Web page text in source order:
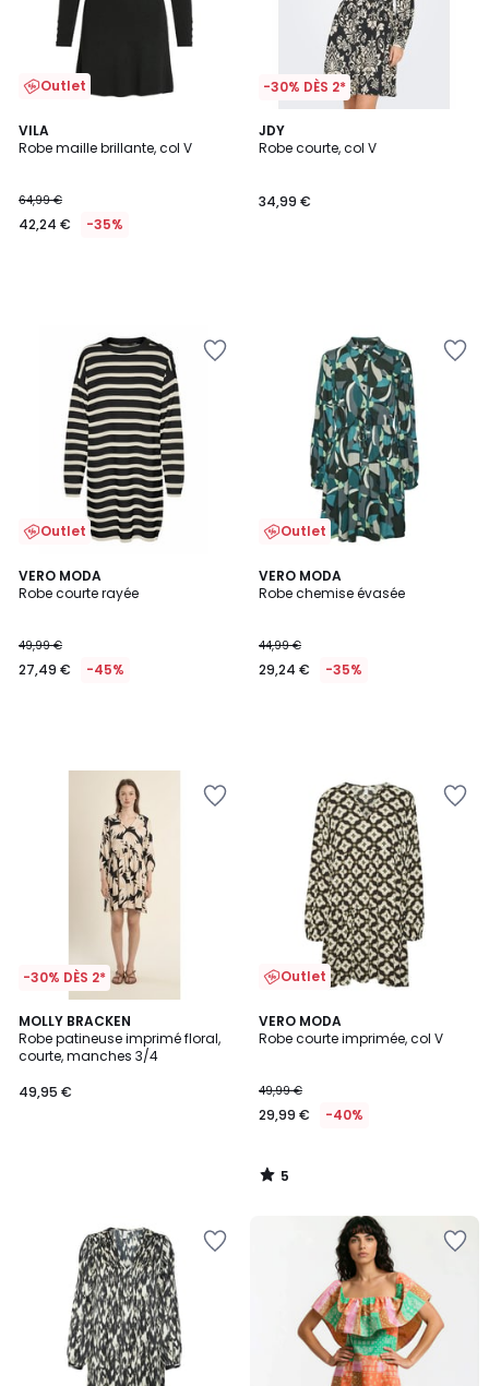
Outlet
VILA
Robe maille brillante, col V
64,99 €
42,24 € -35%
-30% DÈS 2*
JDY
Robe courte, col V
34,99 €
Outlet
VERO MODA
Robe courte rayée
49,99 €
27,49 € -45%
Outlet
VERO MODA
Robe chemise évasée
44,99 €
29,24 € -35%
-30% DÈS 2*
MOLLY BRACKEN
Robe patineuse imprimé floral,
courte, manches 3/4
49,95 €
Outlet
VERO MODA
Robe courte imprimée, col V
49,99 €
29,99 € -40%
5
/
5
/